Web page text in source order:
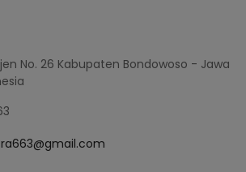
No. 26 Kabupaten Bondowoso - Jawa